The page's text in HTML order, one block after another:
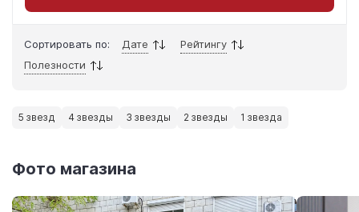
Сортировать по: Дате
Рейтингу
Полезности
5 звезд 4 звезды 3 звезды 2 звезды 1 звезда
Фото магазина